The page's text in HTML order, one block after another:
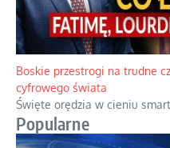
Boskie przestrogi na trudne
cyfrowego świata
Święte orędzia w cieniu
Popularne